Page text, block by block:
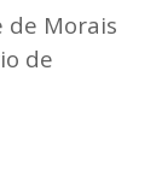
de Morais
de